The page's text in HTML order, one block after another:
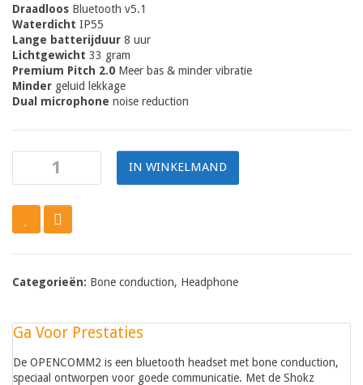
Draadloos Bluetooth v5.1
Waterdicht IP55
Lange batterijduur 8 uur
Lichtgewicht 33 gram
Premium Pitch 2.0 Meer bas & minder vibratie
Minder geluid lekkage
Dual microphone noise reduction
IN WINKELMAND
Categorieën: Bone conduction, Headphone
Ga Voor Prestaties
De OPENCOMM2 is een bluetooth headset met bone conduction,
speciaal ontworpen voor goede communicatie. Met de Shokz